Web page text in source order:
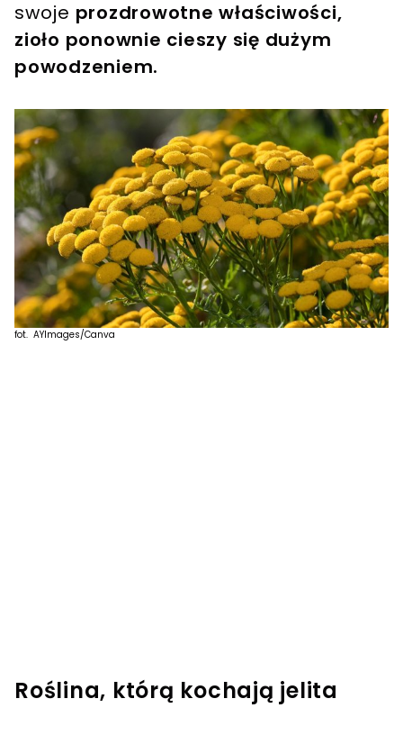
swoje prozdrowotne właściwości,
zioło ponownie cieszy się dużym
powodzeniem.
fot. AYImages/Canva
Roślina, którą kochają jelita